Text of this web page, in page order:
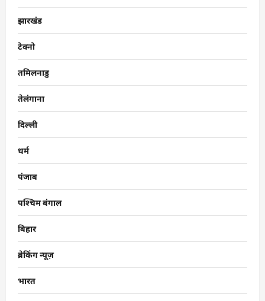
झारखंड
टेक्नो
तमिलनाडु
तेलंगाना
दिल्ली
धर्म
पंजाब
पश्चिम बंगाल
बिहार
ब्रेकिंग न्यूज़
भारत